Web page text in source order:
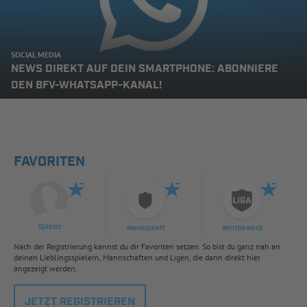
SOCIAL MEDIA
NEWS DIREKT AUF DEIN SMARTPHONE: ABONNIERE
DEN BFV-WHATSAPP-KANAL!
FAVORITEN
Spieler Mannschaft Wettbewerb
Nach der Registrierung kannst du dir Favoriten setzen. So bist du ganz nah an
deinen Lieblingsspielern, Mannschaften und Ligen, die dann direkt hier
angezeigt werden.
JETZT REGISTRIEREN